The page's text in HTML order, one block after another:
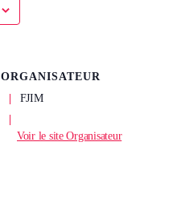
ORGANISATEUR
FJIM
Voir le site Organisateur